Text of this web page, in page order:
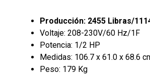
Producción: 2455 Libras/
Voltaje: 208-230V/60 Hz/1F
Potencia: 1/2 HP
Medidas: 106.7 x 61.0 x 68.6
Peso: 179 Kg